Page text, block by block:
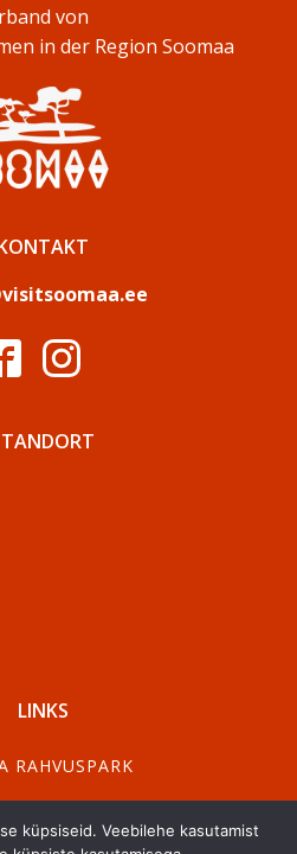
von
in der Region Soomaa
LINKS
RAHVUSPARK
küpsiseid. Veebilehe kasutamist